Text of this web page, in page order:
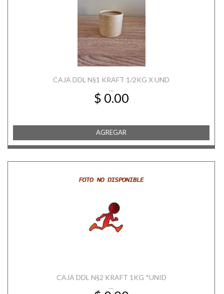
CAJA DDL N§1 KRAFT 1/2KG X UND
...
$ 0.00
AGREGAR
CAJA DDL N§2 KRAFT 1KG *UNID
...